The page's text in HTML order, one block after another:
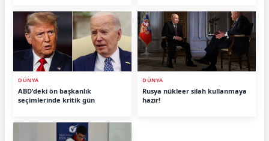
DÜNYA
ABD'deki ön başkanlık
seçimlerinde kritik gün
DÜNYA
Rusya nükleer silah kullanmaya
hazır!